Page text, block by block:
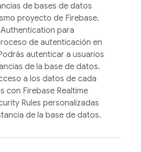
de bases de datos
proyecto de Firebase.
para
de autenticación en
autenticar a usuarios
de la base de datos.
a los datos de cada
con Firebase Realtime
Rules personalizadas
de la base de datos.